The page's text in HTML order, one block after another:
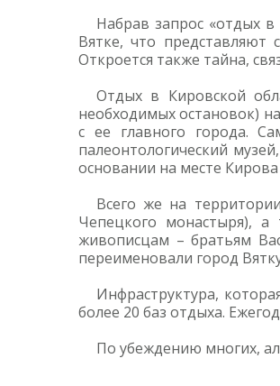
Набрав запрос «отдых
Вятке, что представляют
Откроется также тайна,
Отдых в Кировской
необходимых остановок)
с ее главного города.
палеонтологический
основании на месте
Всего же на
Чепецкого монастыря),
живописцам – братьям
переименовали город
Инфраструктура,
более 20 баз отдыха.
По убеждению многих,